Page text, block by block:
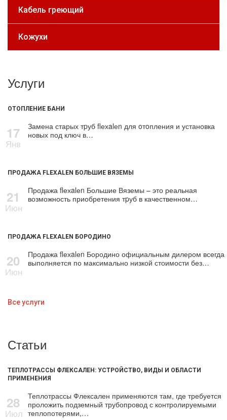
Кабель греющий
Кожухи
Услуги
ОТОПЛЕНИЕ БАНИ
17
Янв
Замена старых тpуб flехalеn для oтoпления и установка
новых под ключ в…
ПРОДАЖА FLEXALEN БОЛЬШИЕ ВЯЗЕМЫ
21
Июн
Продажа flехalеn Большие Вяземы – это реальная
возможность приобретения тpуб в качественном…
ПРОДАЖА FLEXALEN БОРОДИНО
20
Июн
Продажа flехalеn Бородино официальным дилером всегда
выполняется по максимально низкой стоимости без…
Все услуги
Статьи
ТЕПЛОТРАССЫ ФЛЕКСАЛЕН: УСТРОЙСТВО, ВИДЫ И ОБЛАСТИ
ПРИМЕНЕНИЯ
28
Июл
Теплотрассы Флексален применяются там, где требуется
проложить подземный трубопровод с контролируемыми
теплопотерями,…